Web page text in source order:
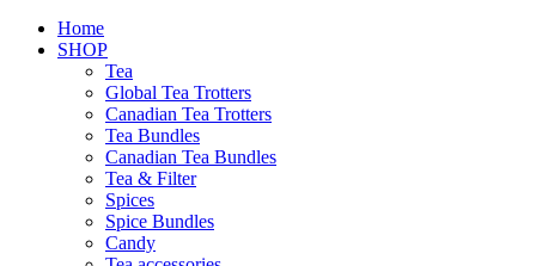
Home
SHOP
Tea
Global Tea Trotters
Canadian Tea Trotters
Tea Bundles
Canadian Tea Bundles
Tea & Filter
Spices
Spice Bundles
Candy